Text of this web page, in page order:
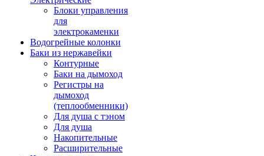
Блоки управления
для
электрокаменки
Водогрейные колонки
Баки из нержавейки
Контурные
Баки на дымоход
Регистры на
дымоход
(теплообменники)
Для душа с тэном
Для душа
Накопительные
Расширительные